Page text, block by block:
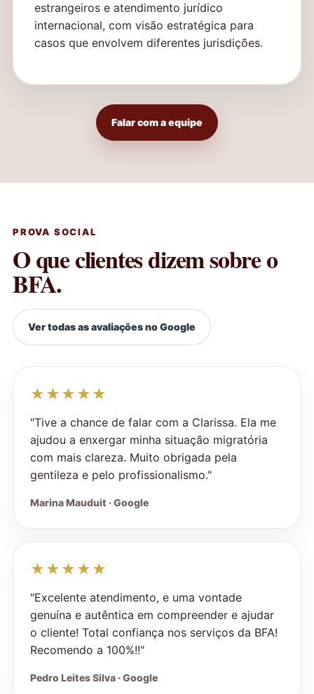
estrangeiros e atendimento jurídico
internacional, com visão estratégica para
casos que envolvem diferentes jurisdições.
Falar com a equipe
PROVA SOCIAL
O que clientes dizem sobre o
BFA.
Ver todas as avaliações no Google
★★★★★
"Tive a chance de falar com a Clarissa. Ela me
ajudou a enxergar minha situação migratória
com mais clareza. Muito obrigada pela
gentileza e pelo profissionalismo."
Marina Mauduit · Google
★★★★★
"Excelente atendimento, e uma vontade
genuína e autêntica em compreender e ajudar
o cliente! Total confiança nos serviços da BFA!
Recomendo a 100%!!"
Pedro Leites Silva · Google